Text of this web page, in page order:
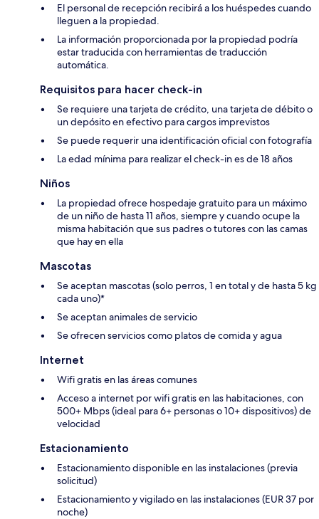
El personal de recepción recibirá a los huéspedes cuando
lleguen a la propiedad.
La información proporcionada por la propiedad podría
estar traducida con herramientas de traducción
automática.
Requisitos para hacer check-in
Se requiere una tarjeta de crédito, una tarjeta de débito o
un depósito en efectivo para cargos imprevistos
Se puede requerir una identificación oficial con fotografía
La edad mínima para realizar el check-in es de 18 años
Niños
La propiedad ofrece hospedaje gratuito para un máximo
de un niño de hasta 11 años, siempre y cuando ocupe la
misma habitación que sus padres o tutores con las camas
que hay en ella
Mascotas
Se aceptan mascotas (solo perros, 1 en total y de hasta 5 kg
cada uno)*
Se aceptan animales de servicio
Se ofrecen servicios como platos de comida y agua
Internet
Wifi gratis en las áreas comunes
Acceso a internet por wifi gratis en las habitaciones, con
500+ Mbps (ideal para 6+ personas o 10+ dispositivos) de
velocidad
Estacionamiento
Estacionamiento disponible en las instalaciones (previa
solicitud)
Estacionamiento y vigilado en las instalaciones (EUR 37 por
noche)